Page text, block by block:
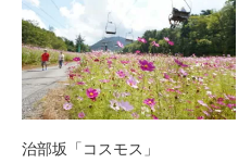
治部坂「コスモス」